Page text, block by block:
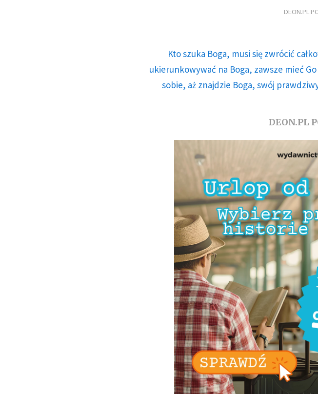
DEON.PL
Kto szuka Boga, musi się zwrócić
ukierunkowywać na Boga, zawsze mieć
sobie, aż znajdzie Boga, swój
DEON.PL